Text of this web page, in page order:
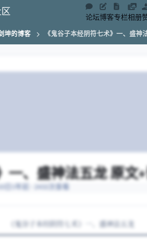
论坛博客专栏相册
坤的博客 《鬼谷子本经阴符七术》一、盛神
一、盛神法五龙 原文
日 1年前 · 2432次查看
《鬼谷子本经阴符七术》一、盛神法五龙